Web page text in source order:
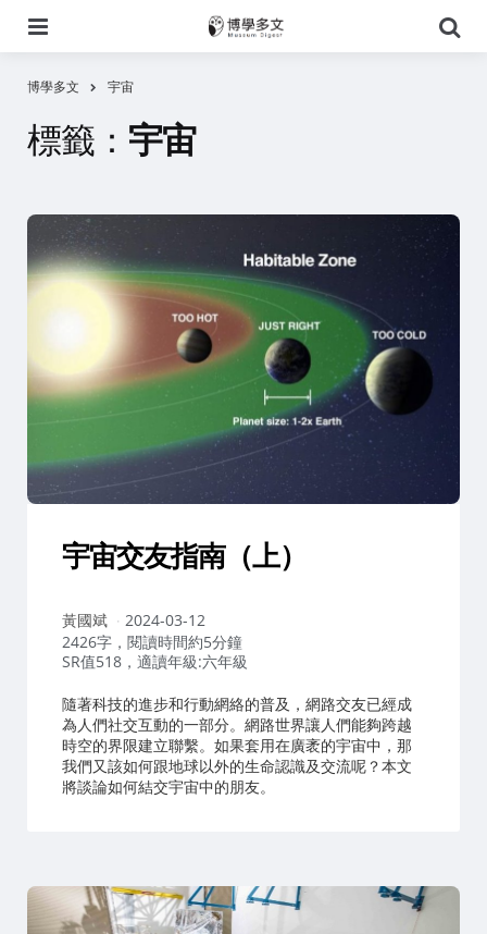
尋
博學多文 宇宙
標籤： 宇宙
宇宙交友指南（上）
作
者：
黃國斌
2024-03-12
2426字，閱讀時間約5分鐘
SR值518，適讀年級:六年級
隨著科技的進步和行動網絡的普及，網路交友已經成
為人們社交互動的一部分。網路世界讓人們能夠跨越
時空的界限建立聯繫。如果套用在廣袤的宇宙中，那
我們又該如何跟地球以外的生命認識及交流呢？本文
將談論如何結交宇宙中的朋友。